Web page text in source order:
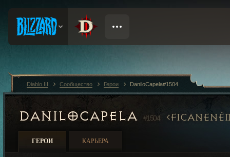
DANILOCAPELA #1504
ГЕРОИ КАРЬЕРА
Diablo III Сообщество Герои DaniloCapela#1504